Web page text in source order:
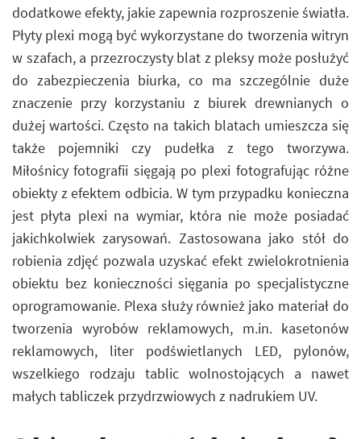
dodatkowe efekty, jakie zapewnia rozproszenie światła.
Płyty plexi mogą być wykorzystane do tworzenia witryn
w szafach, a przezroczysty blat z pleksy może posłużyć
do zabezpieczenia biurka, co ma szczególnie duże
znaczenie przy korzystaniu z biurek drewnianych o
dużej wartości. Często na takich blatach umieszcza się
także pojemniki czy pudełka z tego tworzywa.
Miłośnicy fotografii sięgają po plexi fotografując różne
obiekty z efektem odbicia. W tym przypadku konieczna
jest płyta plexi na wymiar, która nie może posiadać
jakichkolwiek zarysowań. Zastosowana jako stół do
robienia zdjęć pozwala uzyskać efekt zwielokrotnienia
obiektu bez konieczności sięgania po specjalistyczne
oprogramowanie. Plexa służy również jako materiał do
tworzenia wyrobów reklamowych, m.in. kasetonów
reklamowych, liter podświetlanych LED, pylonów,
wszelkiego rodzaju tablic wolnostojących a nawet
małych tabliczek przydrzwiowych z nadrukiem UV.